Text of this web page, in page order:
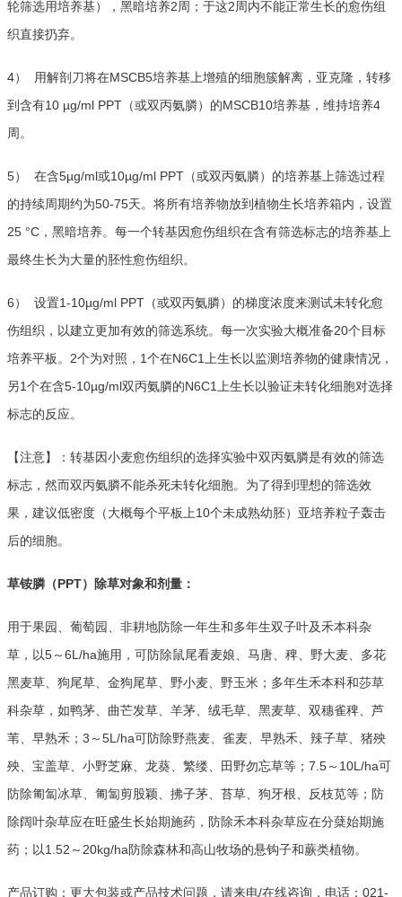
轮筛选用培养基），黑暗培养2周；于这2周内不能正常生长的愈伤组
织直接扔弃。
4） 用解剖刀将在MSCB5培养基上增殖的细胞簇解离，亚克隆，转移
到含有10 µg/ml PPT（或双丙氨膦）的MSCB10培养基，维持培养4
周。
5） 在含5µg/ml或10µg/ml PPT（或双丙氨膦）的培养基上筛选过程
的持续周期约为50-75天。将所有培养物放到植物生长培养箱内，设置
25 °C，黑暗培养。每一个转基因愈伤组织在含有筛选标志的培养基上
最终生长为大量的胚性愈伤组织。
6） 设置1-10µg/ml PPT（或双丙氨膦）的梯度浓度来测试未转化愈
伤组织，以建立更加有效的筛选系统。每一次实验大概准备20个目标
培养平板。2个为对照，1个在N6C1上生长以监测培养物的健康情况，
另1个在含5-10µg/ml双丙氨膦的N6C1上生长以验证未转化细胞对选择
标志的反应。
【注意】：转基因小麦愈伤组织的选择实验中双丙氨膦是有效的筛选
标志，然而双丙氨膦不能杀死未转化细胞。为了得到理想的筛选效
果，建议低密度（大概每个平板上10个未成熟幼胚）亚培养粒子轰击
后的细胞。
草铵膦（PPT）除草对象和剂量：
用于果园、葡萄园、非耕地防除一年生和多年生双子叶及禾本科杂
草，以5～6L/ha施用，可防除鼠尾看麦娘、马唐、稗、野大麦、多花
黑麦草、狗尾草、金狗尾草、野小麦、野玉米；多年生禾本科和莎草
科杂草，如鸭茅、曲芒发草、羊茅、绒毛草、黑麦草、双穗雀稗、芦
苇、早熟禾；3～5L/ha可防除野燕麦、雀麦、早熟禾、辣子草、猪殃
殃、宝盖草、小野芝麻、龙葵、繁缕、田野勿忘草等；7.5～10L/ha可
防除匍匐冰草、匍匐剪股颖、拂子茅、苔草、狗牙根、反枝苋等；防
除阔叶杂草应在旺盛生长始期施药，防除禾本科杂草应在分蘖始期施
药；以1.52～20kg/ha防除森林和高山牧场的悬钩子和蕨类植物。
产品订购：更大包装或产品技术问题，请来电/在线咨询，电话：021-